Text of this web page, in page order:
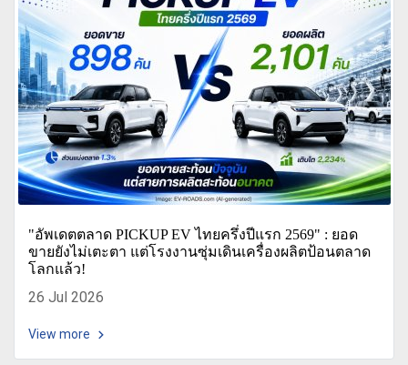
"อัพเดตตลาด PICKUP EV ไทยครึ่งปีแรก 2569" : ยอด
ขายยังไม่เตะตา แต่โรงงานซุ่มเดินเครื่องผลิตป้อนตลาด
โลกแล้ว!
26 Jul 2026
View more